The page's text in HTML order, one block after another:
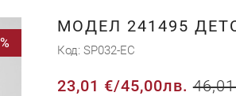
МОДЕЛ 241495
Код SP032-EC
23,01 €/45,00лв.